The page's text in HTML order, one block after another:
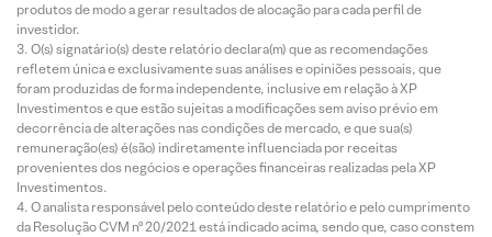
produtos de modo a gerar resultados de alocação para cada perfil de
investidor.
O(s) signatário(s) deste relatório declara(m) que as recomendações
refletem única e exclusivamente suas análises e opiniões pessoais, que
foram produzidas de forma independente, inclusive em relação à XP
Investimentos e que estão sujeitas a modificações sem aviso prévio em
decorrência de alterações nas condições de mercado, e que sua(s)
remuneração(es) é(são) indiretamente influenciada por receitas
provenientes dos negócios e operações financeiras realizadas pela XP
Investimentos.
O analista responsável pelo conteúdo deste relatório e pelo cumprimento
da Resolução CVM nº 20/2021 está indicado acima, sendo que, caso constem